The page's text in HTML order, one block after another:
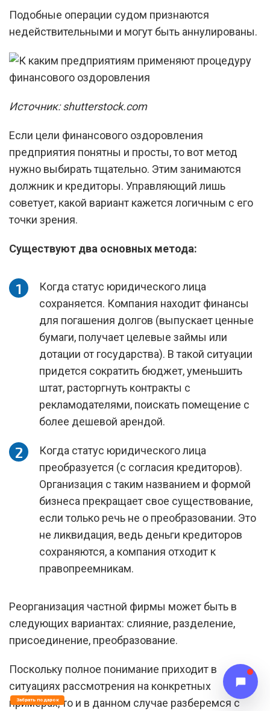
Подобные операции судом признаются
недействительными и могут быть аннулированы.
Источник: shutterstock.com
Если цели финансового оздоровления
предприятия понятны и просты, то вот метод
нужно выбирать тщательно. Этим занимаются
должник и кредиторы. Управляющий лишь
советует, какой вариант кажется логичным с его
точки зрения.
Существуют два основных метода:
Когда статус юридического лица
сохраняется. Компания находит финансы
для погашения долгов (выпускает ценные
бумаги, получает целевые займы или
дотации от государства). В такой ситуации
придется сократить бюджет, уменьшить
штат, расторгнуть контракты с
рекламодателями, поискать помещение с
более дешевой арендой.
Когда статус юридического лица
преобразуется (с согласия кредиторов).
Организация с таким названием и формой
бизнеса прекращает свое существование,
если только речь не о преобразовании. Это
не ликвидация, ведь деньги кредиторов
сохраняются, а компания отходит к
правопреемникам.
Реорганизация частной фирмы может быть в
следующих вариантах: слияние, разделение,
присоединение, преобразование.
Поскольку полное понимание приходит в
ситуациях рассмотрения на конкретных
примерах, то и в данном случае разберемся с
Забрать подарок